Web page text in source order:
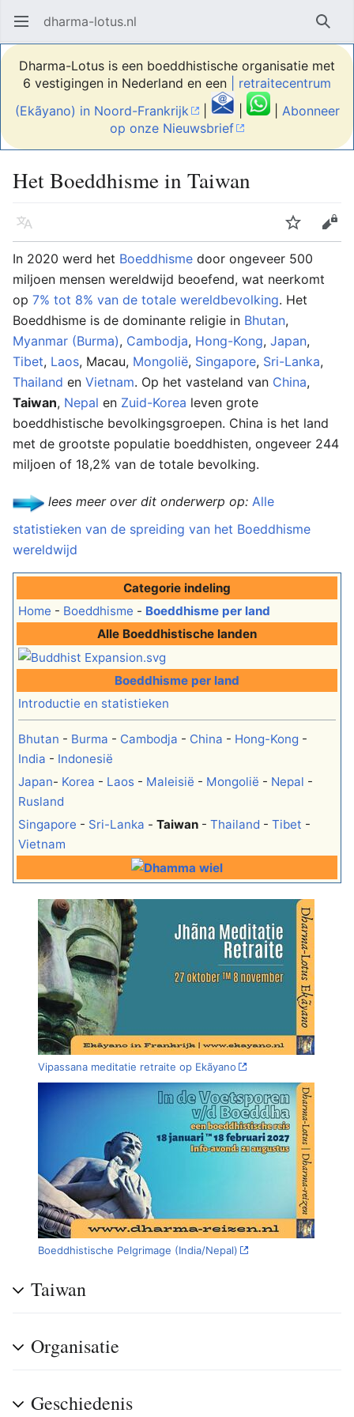
Hoofdmenu openen dharma-lotus.nl
Dharma-Lotus is een boeddhistische organisatie met
6 vestigingen in Nederland en een
| retraitecentrum
(Ekãyano) in Noord-Frankrijk
| | Abonneer
op onze Nieuwsbrief
Het Boeddhisme in Taiwan
Taal Volgen
Bewerken
In 2020 werd het Boeddhisme door ongeveer 500
miljoen mensen wereldwijd beoefend, wat neerkomt
op 7% tot 8% van de totale wereldbevolking. Het
Boeddhisme is de dominante religie in Bhutan,
Myanmar (Burma), Cambodja, Hong-Kong, Japan,
Tibet, Laos, Macau, Mongolië, Singapore, Sri-Lanka,
Thailand en Vietnam. Op het vasteland van China,
Taiwan, Nepal en Zuid-Korea leven grote
boeddhistische bevolkingsgroepen. China is het land
met de grootste populatie boeddhisten, ongeveer 244
miljoen of 18,2% van de totale bevolking.
lees meer over dit onderwerp op: Alle
statistieken van de spreiding van het Boeddhisme
wereldwijd
Categorie indeling
Home - Boeddhisme - Boeddhisme per land
Alle Boeddhistische landen
Boeddhisme per land
Introductie en statistieken
Bhutan - Burma - Cambodja - China - Hong-Kong -
India - Indonesië
Japan- Korea - Laos - Maleisië - Mongolië - Nepal -
Rusland
Singapore - Sri-Lanka - Taiwan - Thailand - Tibet -
Vietnam
Vipassana meditatie retraite op Ekãyano
Boeddhistische Pelgrimage (India/Nepal)
Taiwan
Organisatie
Geschiedenis